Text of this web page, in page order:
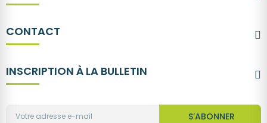
CONTACT
INSCRIPTION À LA BULLETIN
S’ABONNER